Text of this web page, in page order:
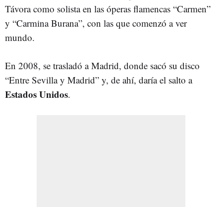
Távora como solista en las óperas flamencas “Carmen”
y “Carmina Burana”, con las que comenzó a ver
mundo.
En 2008, se trasladó a Madrid, donde sacó su disco
“Entre Sevilla y Madrid” y, de ahí, daría el salto a
Estados Unidos.